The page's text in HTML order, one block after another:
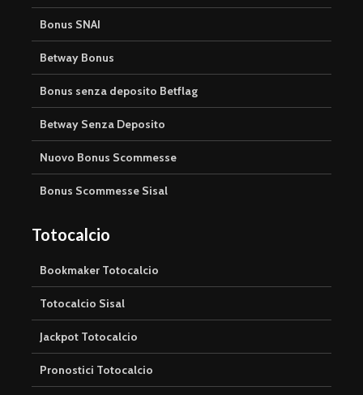
Bonus SNAI
Betway Bonus
Bonus senza deposito Betflag
Betway Senza Deposito
Nuovo Bonus Scommesse
Bonus Scommesse Sisal
Totocalcio
Bookmaker Totocalcio
Totocalcio Sisal
Jackpot Totocalcio
Pronostici Totocalcio